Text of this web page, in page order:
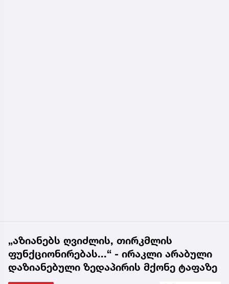
„აზიანებს ღვიძლის, თირკმლის
ფუნქციონირებას...“ - ირაკლი არაბული
დაზიანებული ზედაპირის მქონე ტაფაზე